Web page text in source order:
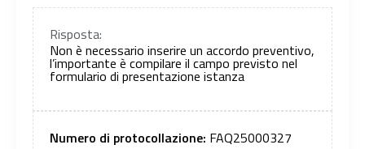
Risposta:
Non è necessario inserire un accordo preventivo,
l’importante è compilare il campo previsto nel
formulario di presentazione istanza
Numero di protocollazione: FAQ25000327